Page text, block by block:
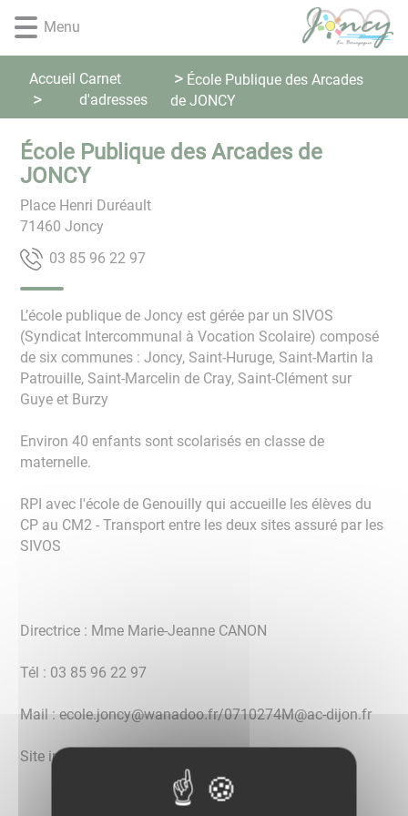
d'accès
rapide
menu
d'accès
rapide
contenu
principal
d'accès
rapide
recherche
d'accès
rapide
de
page
Menu
Accueil Carnet
d'adresses
École Publique des Arcades
de JONCY
École Publique des Arcades de
JONCY
Place Henri Duréault
71460 Joncy
79 22 69 58 30
L’école publique de Joncy est gérée par un SIVOS
(Syndicat Intercommunal à Vocation Scolaire) composé
de six communes : Joncy, Saint-Huruge, Saint-Martin la
Patrouille, Saint-Marcelin de Cray, Saint-Clément sur
Guye et Burzy
Environ 40 enfants sont scolarisés en classe de
maternelle.
RPI avec l'école de Genouilly qui accueille les élèves du
CP au CM2 - Transport entre les deux sites assuré par les
SIVOS
Directrice : Mme Marie-Jeanne CANON
Tél : 03 85 96 22 97
Mail : ecole.joncy@wanadoo.fr/0710274M@ac-dijon.fr
Site internet :